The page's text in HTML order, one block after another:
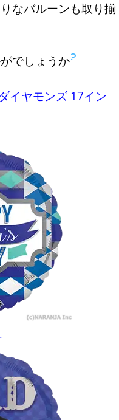
なバルーンも取り揃
でしょうか
イヤモンズ 17イン